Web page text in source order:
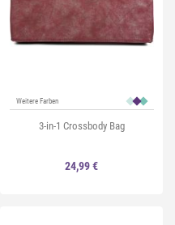
Weitere Farben
3-in-1 Crossbody Bag
24,99 €